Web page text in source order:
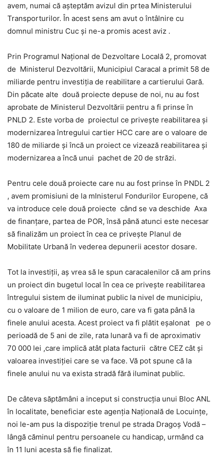
avem, numai că aşteptăm avizul din prtea Ministerului
Transporturilor. În acest sens am avut o întâlnire cu
domnul ministru Cuc şi ne-a promis acest aviz .
Prin Programul Naţional de Dezvoltare Locală 2, promovat
de Ministerul Dezvoltării, Municipiul Caracal a primit 58 de
miliarde pentru investiţia de reabilitare a cartierului Gară.
Din păcate alte două proiecte depuse de noi, nu au fost
aprobate de Ministerul Dezvoltării pentru a fi prinse în
PNLD 2. Este vorba de proiectul ce priveşte reabilitarea şi
modernizarea întregului cartier HCC care are o valoare de
180 de miliarde şi încă un proiect ce vizează reabilitarea şi
modernizarea a încă unui pachet de 20 de străzi.
Pentru cele două proiecte care nu au fost prinse în PNDL 2
, avem promisiuni de la mInisterul Fondurilor Europene, că
va introduce cele două proiecte când se va deschide Axa
de finanţare, partea de POR, însă până atunci este necesar
să finalizăm un proiect în cea ce priveşte Planul de
Mobilitate Urbană în vederea depunerii acestor dosare.
Tot la investiţii, aş vrea să le spun caracalenilor că am prins
un proiect din bugetul local în cea ce priveşte reabilitarea
întregului sistem de iluminat public la nivel de municipiu,
cu o valoare de 1 milion de euro, care va fi gata până la
finele anului acesta. Acest proiect va fi plătit eşalonat pe o
perioadă de 5 ani de zile, rata lunară va fi de aproximativ
70 000 lei ,care implică atât plata facturii către CEZ cât şi
valoarea investiţiei care se va face. Vă pot spune că la
finele anului nu va exista stradă fără iluminat public.
De câteva săptămâni a inceput si construcţia unui Bloc ANL
în localitate, beneficiar este agenţia Naţională de Locuinţe,
noi le-am pus la dispoziţie trenul pe strada Dragoş Vodă –
lângă căminul pentru persoanele cu handicap, urmând ca
în 11 luni acesta să fie finalizat.